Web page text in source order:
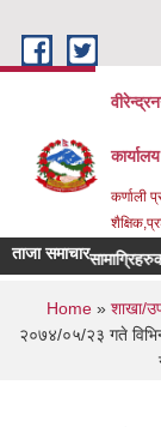
कार्यालय
कर्णाली
ताजा समाचारसामाग्रिहरुको
You are
Home» शाखा/
२०७४/०५/२३ गते